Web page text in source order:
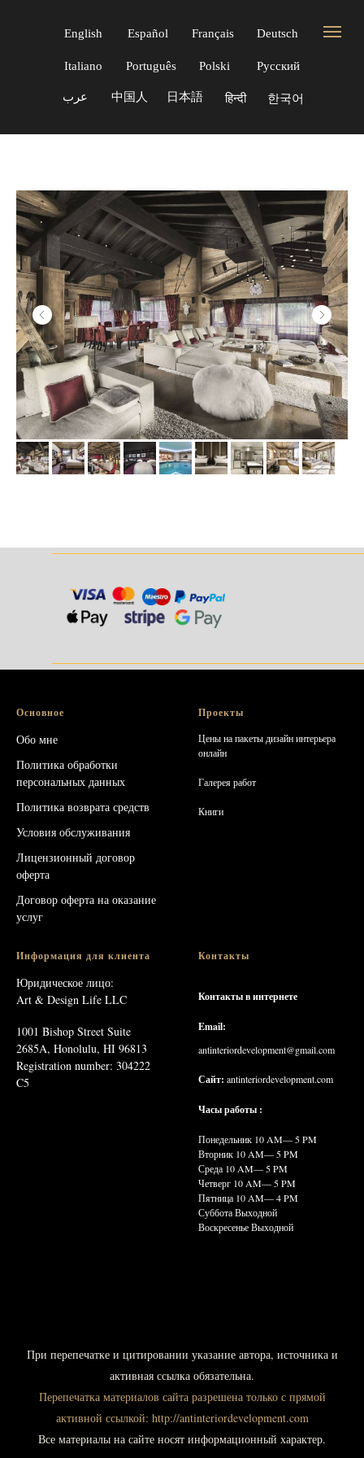
English Español Français Deutsch
Italiano Português Polski Русский
عرب 中国人 日本語 हिन्दी 한국어
Основное
Обо мне
Политика обработки
персональных данных
Политика возврата средств
Условия обслуживания
Лицензионный договор
оферта
Договор оферта на оказание
услуг
Проекты
Цены на пакеты дизайн интерьера
онлайн
Галерея работ
Книги
Информация для клиента
Юридическое лицо:
Art & Design Life LLC
1001 Bishop Street Suite
2685A, Honolulu, HI 96813
Registration number: 304222
C5
Контакты
Контакты в интернете
Email:
antinteriordevelopment@gmail.com
Сайт: antinteriordevelopment.com
Часы работы :
Понедельник 10 AM— 5 PM
Вторник 10 AM— 5 PM
Среда 10 AM— 5 PM
Четверг 10 AM— 5 PM
Пятница 10 AM— 4 PM
Суббота Выходной
Воскресенье Выходной
При перепечатке и цитировании указание автора, источника и
активная ссылка обязательна.
Перепечатка материалов сайта разрешена только с прямой
активной ссылкой: http://antinteriordevelopment.com
Все материалы на сайте носят информационный характер.